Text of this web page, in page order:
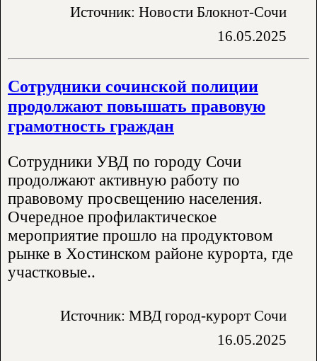
Источник: Новости Блокнот-Сочи
16.05.2025
Сотрудники сочинской полиции
продолжают повышать правовую
грамотность граждан
Сотрудники УВД по городу Сочи
продолжают активную работу по
правовому просвещению населения.
Очередное профилактическое
мероприятие прошло на продуктовом
рынке в Хостинском районе курорта, где
участковые..
Источник: МВД город-курорт Сочи
16.05.2025